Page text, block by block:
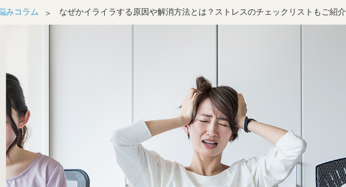
みコラム なぜかイライラする原因や解消方法とは？ストレスのチェックリストもご紹介